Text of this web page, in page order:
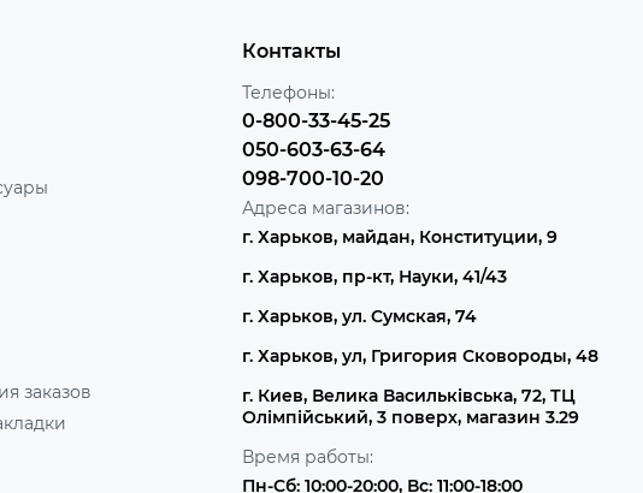
заказов
Контакты
Телефоны:
0-800-33-45-25
050-603-63-64
098-700-10-20
Адреса магазинов:
г. Харьков, майдан, Конституции, 9
г. Харьков, пр-кт, Науки, 41/43
г. Харьков, ул. Сумская, 74
г. Харьков, ул, Григория Сковороды, 48
г. Киев, Велика Васильківська, 72, ТЦ
Олімпійський, 3 поверх, магазин 3.29
Время работы:
Пн-Сб: 10:00-20:00, Вс: 11:00-18:00